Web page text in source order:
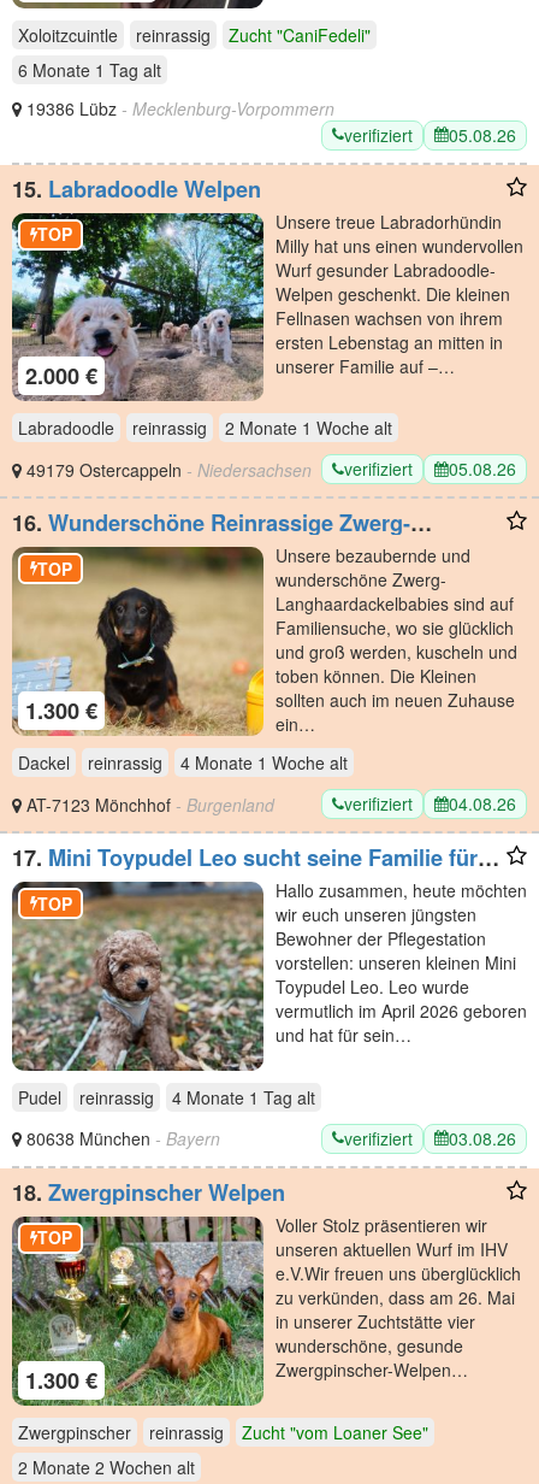
Xoloitzcuintle reinrassig
Zucht "CaniFedeli"
6 Monate 1 Tag alt
19386 Lübz - Mecklenburg-Vorpommern
verifiziert
05.08.26
15. Labradoodle Welpen
2.000 €
TOP
Unsere treue Labradorhündin
Milly hat uns einen wundervollen
Wurf gesunder Labradoodle-
Welpen geschenkt. Die kleinen
Fellnasen wachsen von ihrem
ersten Lebenstag an mitten in
unserer Familie auf –…
Labradoodle reinrassig 2 Monate 1 Woche alt
49179 Ostercappeln - Niedersachsen verifiziert 05.08.26
16. Wunderschöne Reinrassige Zwerg-
Langhaardackel Welpen auf Familiensuche
1.300 €
TOP
Unsere bezaubernde und
wunderschöne Zwerg-
Langhaardackelbabies sind auf
Familiensuche, wo sie glücklich
und groß werden, kuscheln und
toben können. Die Kleinen
sollten auch im neuen Zuhause
ein…
Dackel
reinrassig 4 Monate 1 Woche alt
AT-7123 Mönchhof - Burgenland verifiziert 04.08.26
17. Mini Toypudel Leo sucht seine Familie fürs
Leben
TOP
Hallo zusammen, heute möchten
wir euch unseren jüngsten
Bewohner der Pflegestation
vorstellen: unseren kleinen Mini
Toypudel Leo. Leo wurde
vermutlich im April 2026 geboren
und hat für sein…
Pudel reinrassig 4 Monate 1 Tag alt
80638 München - Bayern verifiziert 03.08.26
18. Zwergpinscher Welpen
1.300 €
TOP
​Voller Stolz präsentieren wir
unseren aktuellen Wurf im IHV
e.V. ​Wir freuen uns überglücklich
zu verkünden, dass am 26. Mai
in unserer Zuchtstätte vier
wunderschöne, gesunde
Zwergpinscher-Welpen…
Zwergpinscher reinrassig
Zucht "vom Loaner See"
2 Monate 2 Wochen alt